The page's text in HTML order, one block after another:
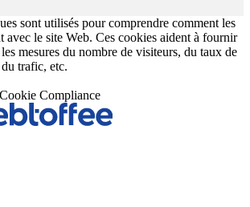
sont utilisés pour comprendre comment les
avec le site Web. Ces cookies aident à fournir
mesures du nombre de visiteurs, du taux de
trafic, etc.
Compliance